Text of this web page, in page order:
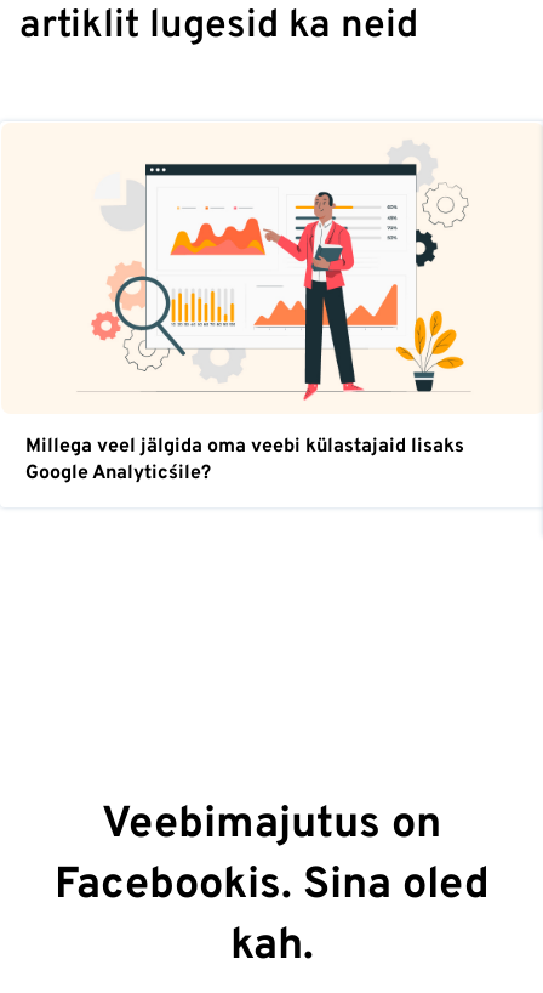
artiklit lugesid ka neid
Millega veel jälgida oma veebi külastajaid lisaks
Google Analytics´ile?
Veebimajutus on
Facebookis. Sina oled
kah.